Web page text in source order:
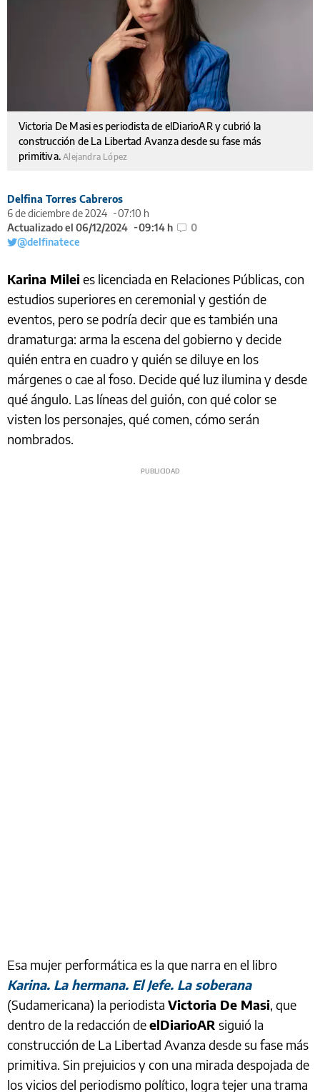
Victoria De Masi es periodista de elDiarioAR y cubrió la
construcción de La Libertad Avanza desde su fase más
primitiva.Alejandra López
Delfina Torres Cabreros
6 de diciembre de 2024
07:10 h
Actualizado el 06/12/2024
09:14 h
0
@delfinatece
Karina Mileies licenciada en Relaciones Públicas, con
estudios superiores en ceremonial y gestión de
eventos, pero se podría decir que es también una
dramaturga: arma la escena del gobierno y decide
quién entra en cuadro y quién se diluye en los
márgenes o cae al foso. Decide qué luz ilumina y desde
qué ángulo. Las líneas del guión, con qué color se
visten los personajes, qué comen, cómo serán
nombrados.
Esa mujer performática es la que narra en el libro
Karina. La hermana. El Jefe. La soberana
(Sudamericana) la periodista Victoria De Masi, que
dentro de la redacción deelDiarioAR siguió la
construcción de La Libertad Avanza desde su fase más
primitiva. Sin prejuicios y con una mirada despojada de
los vicios del periodismo político, logra tejer una trama